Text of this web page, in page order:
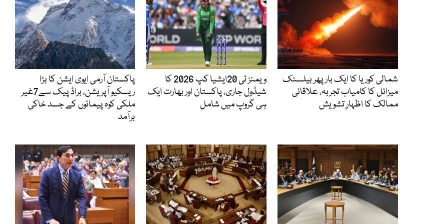
پاکستان آرمی ایوی ایشن کا بڑا
ریسکیو آپریشن، براڈ پیک سے7غیر
ملکی کوہ پیمائوں کے جسد خاکی
برآمد
ویمنز ٹی 20ایشیا کپ 2026 کا
شیڈول جاری، پاکستان اور بھارت ایک
ہی گروپ میں شامل
شمالی کوریا کا ایک بار پھر بیلسٹک
میزائل کا کامیاب تجربہ، علاقائی
ممالک کا اظہارِ تشویش